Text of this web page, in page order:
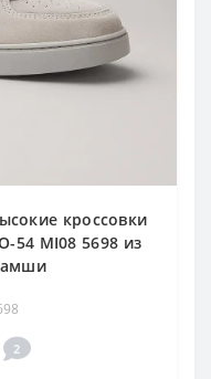
кроссовки
54 MI08 5698 из
2